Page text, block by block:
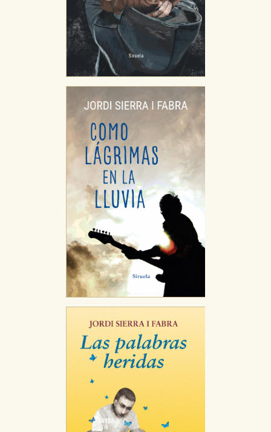
Cookies de rendimiento y analíticas
Estas cookies se utilizan para mejorar su experiencia
de navegación y optimizar el funcionamiento de
nuestro sitio web. Almacenan configuraciones de
servicios para que no tenga que reconfigurarlos cada
vez que nos visita. La información es agregada y, por lo
tanto, es anónima.
Cookies de publicidad y redes sociales
Estas cookies son gestionadas por nuestros socios
publicitarios y se utilizan para mostrar publicidad
relevante para sus intereses en otros sitios. No
almacenan directamente información personal sino
que se basan en la identificación única de su
navegador y dispositivo de internet.
GUARDAR CONFIGURACIÓN
Puede consultar nuestra política de cookies